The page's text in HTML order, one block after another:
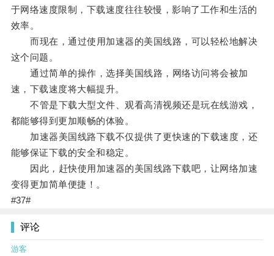
于网络速度限制，下载速度往往较慢，影响了工作和生活的
效率。
而现在，通过使用加速器的美国线路，可以轻松地解决
这个问题。
通过简单的操作，选择美国线路，网络访问将会被加
速，下载速度将大幅提升。
不管是下载大型文件、观看高清视频还是玩在线游戏，
都能够得到更加顺畅的体验。
加速器美国线路下载不仅提供了更快速的下载速度，还
能够保证下载的安全和稳定。
因此，赶快使用加速器的美国线路下载吧，让网络加速
变得更加简单便捷！。
#37#
评论
游客